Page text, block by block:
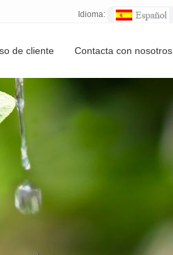
Idioma:
de cliente Contacta con nosotros